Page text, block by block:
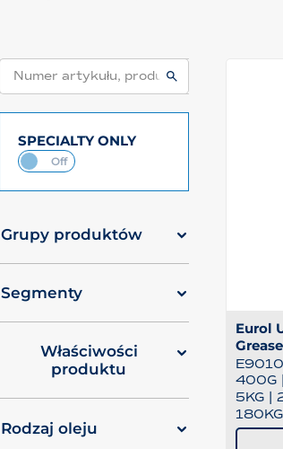
SPECIALTY ONLY
Grupy produktów
Segmenty
Właściwości
produktu
Rodzaj oleju
Eurol
400G
5KG
180KG